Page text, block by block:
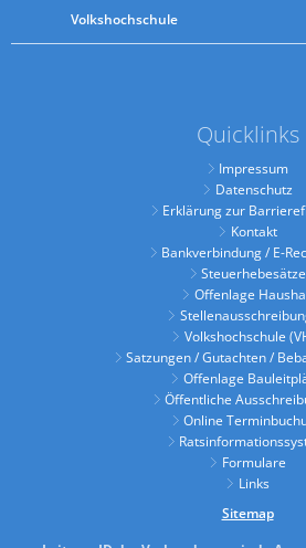
Volkshochschule
Quicklinks
Impressum
Datenschutz
Erklärung zur
Kontakt
Bankverbindung / E-
Steuerhebesätze
Offenlage
Volkshochschule
Satzungen / Gutachten /
Offenlage
Öffentliche
Online
Formulare
Links
Sitemap